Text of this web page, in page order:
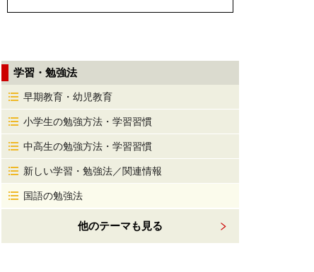
学習・勉強法
早期教育・幼児教育
小学生の勉強方法・学習習慣
中高生の勉強方法・学習習慣
新しい学習・勉強法／関連情報
国語の勉強法
他のテーマも見る